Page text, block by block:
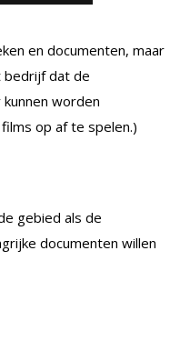
en documenten, maar
bedrijf dat de
worden
op af te spelen.)
gebied als de
documenten willen